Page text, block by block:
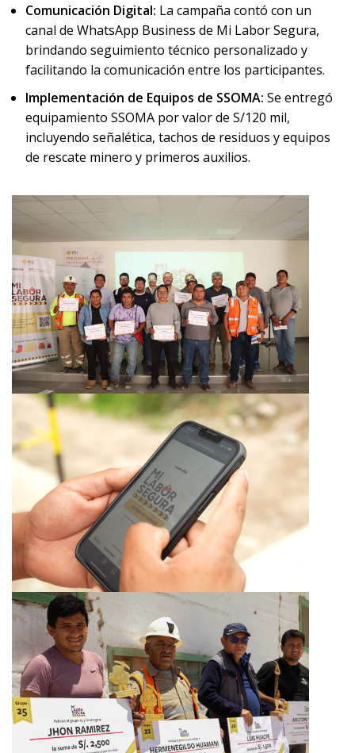
Comunicación Digital: La campaña contó con un
canal de WhatsApp Business de Mi Labor Segura,
brindando seguimiento técnico personalizado y
facilitando la comunicación entre los participantes.
Implementación de Equipos de SSOMA: Se entregó
equipamiento SSOMA por valor de S/120 mil,
incluyendo señalética, tachos de residuos y equipos
de rescate minero y primeros auxilios.